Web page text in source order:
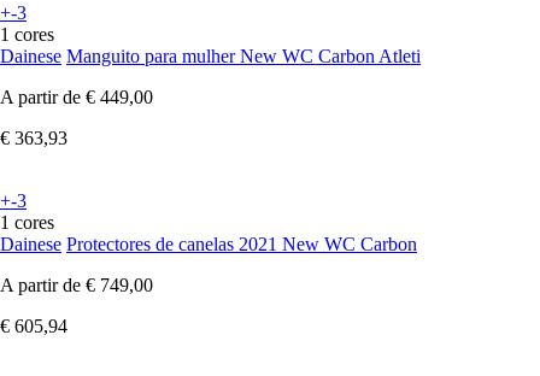
+-3
1 cores
Dainese Manguito para mulher New WC Carbon Atleti
A partir de € 449,00
€ 363,93
+-3
1 cores
Dainese Protectores de canelas 2021 New WC Carbon
A partir de € 749,00
€ 605,94